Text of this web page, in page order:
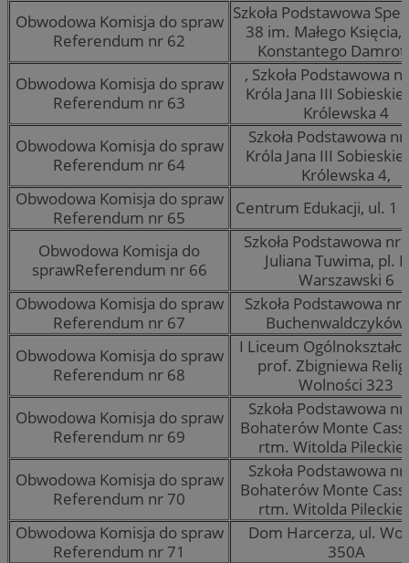
Obwodowa Komisja do spraw
Referendum nr 62
Szkoła Podstawowa
38 im. Małego Księcia,
Konstantego
Obwodowa Komisja do spraw
Referendum nr 63
, Szkoła Podstawowa
Króla Jana III
Królewska 4
Obwodowa Komisja do spraw
Referendum nr 64
Szkoła Podstawowa
Króla Jana III
Królewska 4,
Obwodowa Komisja do spraw
Referendum nr 65
Centrum Edukacji, ul. 1
Obwodowa Komisja do
sprawReferendum nr 66
Szkoła Podstawowa nr
Juliana Tuwima, pl.
Warszawski 6
Obwodowa Komisja do spraw
Referendum nr 67
Szkoła Podstawowa nr
Buchenwaldczyków
Obwodowa Komisja do spraw
Referendum nr 68
I Liceum
prof. Zbigniewa
Wolności 323
Obwodowa Komisja do spraw
Referendum nr 69
Szkoła Podstawowa
Bohaterów Monte
rtm. Witolda
Obwodowa Komisja do spraw
Referendum nr 70
Szkoła Podstawowa
Bohaterów Monte
rtm. Witolda
Obwodowa Komisja do spraw
Referendum nr 71
Dom Harcerza, ul.
350A